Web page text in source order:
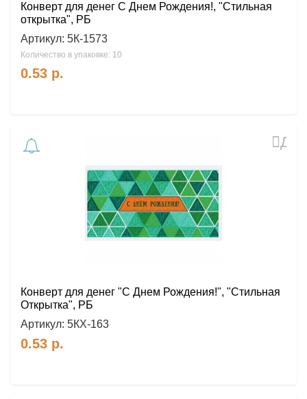
Конверт для денег С Днем Рождения!, "Стильная
открытка", РБ
Артикул: 5К-1573
Количество в упаковке: 10
0.53 р.
Конверт для денег "С Днем Рождения!", "Стильная
Открытка", РБ
Артикул: 5КХ-163
0.53 р.